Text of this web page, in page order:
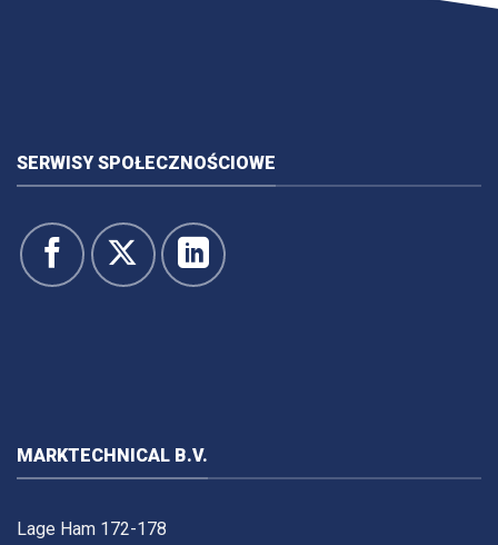
SERWISY SPOŁECZNOŚCIOWE
MARKTECHNICAL B.V.
Lage Ham 172-178